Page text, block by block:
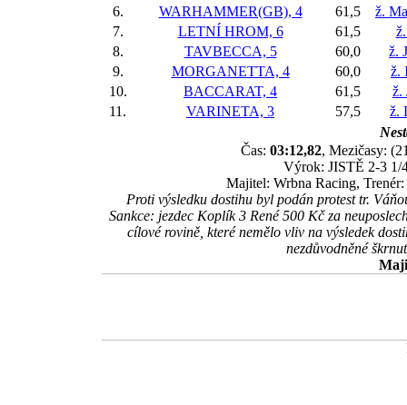
6.
WARHAMMER(GB), 4 61,5
ž.
7.
LETNÍ HROM, 6 61,5
8.
TAVBECCA, 5 60,0
ž.
9.
MORGANETTA, 4 60,0
ž.
10.
BACCARAT, 4 61,5
ž.
11.
VARINETA, 3 57,5
ž.
Čas: 03:12,82, Mezičasy:
Výrok: JISTĚ 2-3 1/
Majitel: Wrbna Racing,
Proti výsledku dostihu byl podán protest tr.
Sankce: jezdec Koplík 3 René 500 Kč za
cílové rovině, které nemělo vliv na výsledek
nezdůvodněné